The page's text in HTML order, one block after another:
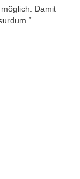
Damit